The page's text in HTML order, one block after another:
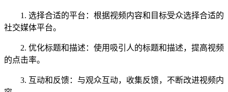
1. 选择合适的平台：根据视频内容和目标受众选择合适的
社交媒体平台。
2. 优化标题和描述：使用吸引人的标题和描述，提高视频
的点击率。
3. 互动和反馈：与观众互动，收集反馈，不断改进视频内